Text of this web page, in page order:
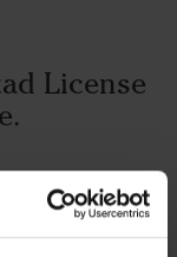
License